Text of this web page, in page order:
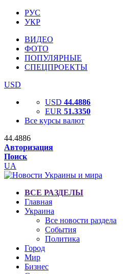
РУС
УКР
ВИДЕО
ФОТО
ПОПУЛЯРНЫЕ
СПЕЦПРОЕКТЫ
USD
USD 44.4886
EUR 51.3350
Все курсы валют
44.4886
Авторизация
Поиск
UA
ВСЕ РАЗДЕЛЫ
Главная
Украина
Все новости раздела
События
Политика
Город
Мир
Бизнес